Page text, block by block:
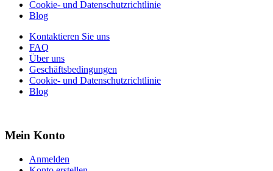
Cookie- und Datenschutzrichtlinie
Blog
Kontaktieren Sie uns
FAQ
Über uns
Geschäftsbedingungen
Cookie- und Datenschutzrichtlinie
Blog
Mein Konto
Anmelden